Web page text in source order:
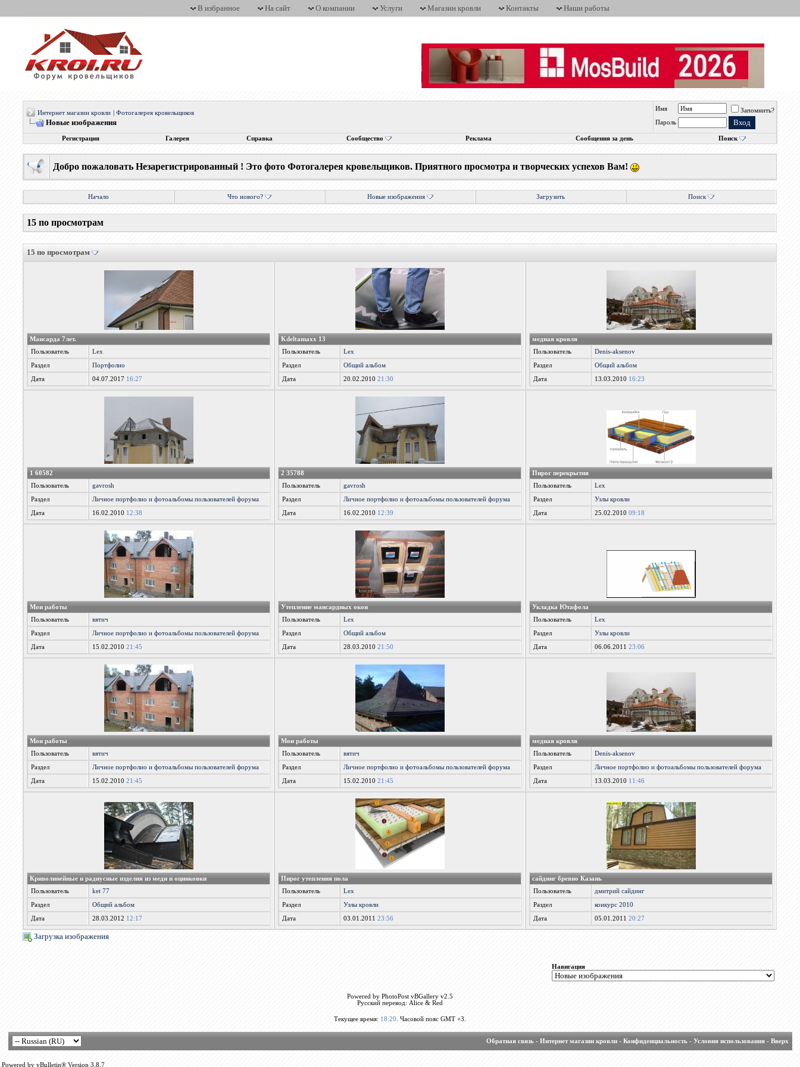
В избранное На сайт О компании Услуги Магазин кровли Контакты Наши работы
Интернет магазин кровли |Фотогалерея кровельщиков
Новые изображения
Имя
Запомнить?
Пароль
Регистрация Галерея Справка Сообщество Реклама Сообщения за день Поиск
Добро пожаловать Незарегистрированный ! Это фото Фотогалерея кровельщиков. Приятного просмотра и творческих успехов Вам!
Начало Что нового? Новые изображения Загрузить Поиск
15 по просмотрам
15 по просмотрам
Мансарда 7лет.
Пользователь
Lex
Раздел Портфолио
Дата 04.07.2017 16:27
Kdeltamaxx 13
Пользователь
Lex
Раздел Общий альбом
Дата 20.02.201021:30
медная кровля
Пользователь
Denis-aksenov
Раздел Общий альбом
Дата 13.03.2010 16:23
1 60582
Пользователь
gavrosh
Раздел Личное портфолио и фотоальбомы пользователей форума
Дата 16.02.2010 12:38
2 35788
Пользователь
gavrosh
Раздел Личное портфолио и фотоальбомы пользователей форума
Дата 16.02.2010 12:39
Пирог перекрытия
Пользователь
Lex
Раздел Узлы кровли
Дата 25.02.201009:18
Мои работы
Пользователь
вятич
Раздел Личное портфолио и фотоальбомы пользователей форума
Дата 15.02.201021:45
Утепление мансардных окон
Пользователь
Lex
Раздел Общий альбом
Дата 28.03.201021:50
Укладка Ютафола
Пользователь
Lex
Раздел Узлы кровли
Дата 06.06.201123:06
Мои работы
Пользователь
вятич
Раздел Личное портфолио и фотоальбомы пользователей форума
Дата 15.02.201021:45
Мои работы
Пользователь
вятич
Раздел Личное портфолио и фотоальбомы пользователей форума
Дата 15.02.201021:45
медная кровля
Пользователь
Denis-aksenov
Раздел Личное портфолио и фотоальбомы пользователей форума
Дата 13.03.2010 11:46
Криволинейные и радиусные изделия из меди и оцинковки
Пользователь
ket 77
Раздел Общий альбом
Дата 28.03.2012 12:17
Пирог утепления пола
Пользователь
Lex
Раздел Узлы кровли
Дата 03.01.201123:56
сайдинг бревно Казань
Пользователь
дмитрий сайдинг
Раздел конкурс 2010
Дата 05.01.201120:27
Загрузка изображения
Навигация
Powered by PhotoPost vBGallery v2.5
Русский перевод: Alice & Red
Текущее время: 18:20 . Часовой пояс GMT +3.
Обратная связь- Интернет магазин кровли- Конфиденциальность- Условия использования- Вверх
Powered by vBulletin® Version 3.8.7